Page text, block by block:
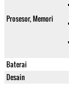
Prosesor, Memori
Baterai
Desain